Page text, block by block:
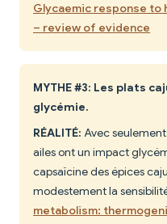
Glycaemic response to
– review of evidence
MYTHE #3: Les plats
glycémie.
RÉALITÉ: Avec
ailes ont un impact
capsaïcine des épices
modestement la
metabolism: